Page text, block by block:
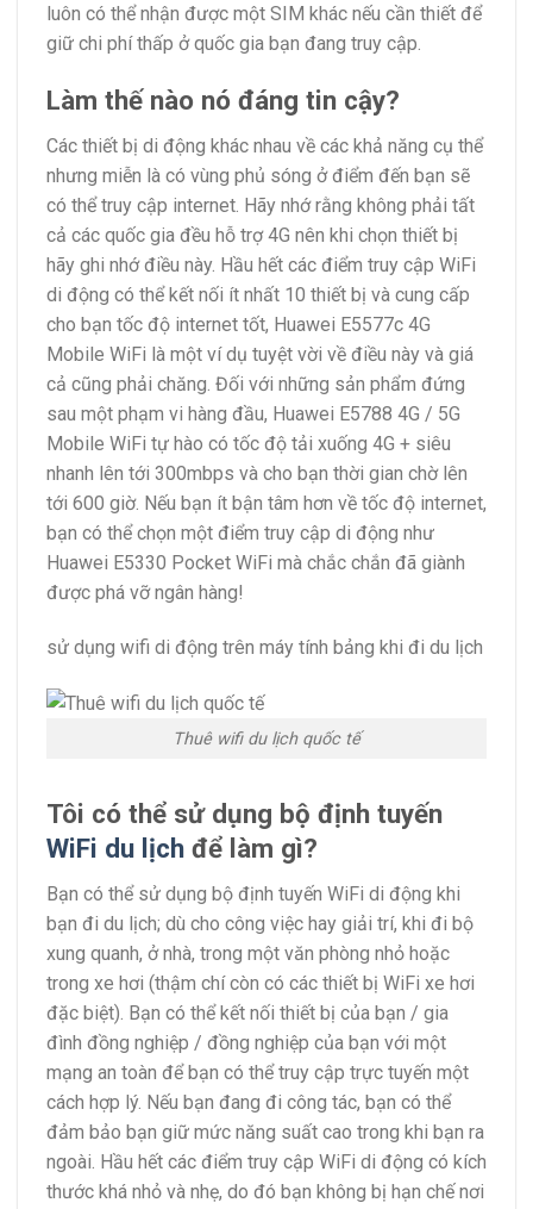
luôn có thể nhận được một SIM khác nếu cần thiết để
giữ chi phí thấp ở quốc gia bạn đang truy cập.
Làm thế nào nó đáng tin cậy?
Các thiết bị di động khác nhau về các khả năng cụ thể
nhưng miễn là có vùng phủ sóng ở điểm đến bạn sẽ
có thể truy cập internet. Hãy nhớ rằng không phải tất
cả các quốc gia đều hỗ trợ 4G nên khi chọn thiết bị
hãy ghi nhớ điều này. Hầu hết các điểm truy cập WiFi
di động có thể kết nối ít nhất 10 thiết bị và cung cấp
cho bạn tốc độ internet tốt, Huawei E5577c 4G
Mobile WiFi là một ví dụ tuyệt vời về điều này và giá
cả cũng phải chăng. Đối với những sản phẩm đứng
sau một phạm vi hàng đầu, Huawei E5788 4G / 5G
Mobile WiFi tự hào có tốc độ tải xuống 4G + siêu
nhanh lên tới 300mbps và cho bạn thời gian chờ lên
tới 600 giờ. Nếu bạn ít bận tâm hơn về tốc độ internet,
bạn có thể chọn một điểm truy cập di động như
Huawei E5330 Pocket WiFi mà chắc chắn đã giành
được phá vỡ ngân hàng!
sử dụng wifi di động trên máy tính bảng khi đi du lịch
Thuê wifi du lịch quốc tế
Tôi có thể sử dụng bộ định tuyến
WiFi du lịch để làm gì?
Bạn có thể sử dụng bộ định tuyến WiFi di động khi
bạn đi du lịch; dù cho công việc hay giải trí, khi đi bộ
xung quanh, ở nhà, trong một văn phòng nhỏ hoặc
trong xe hơi (thậm chí còn có các thiết bị WiFi xe hơi
đặc biệt). Bạn có thể kết nối thiết bị của bạn / gia
đình đồng nghiệp / đồng nghiệp của bạn với một
mạng an toàn để bạn có thể truy cập trực tuyến một
cách hợp lý. Nếu bạn đang đi công tác, bạn có thể
đảm bảo bạn giữ mức năng suất cao trong khi bạn ra
ngoài. Hầu hết các điểm truy cập WiFi di động có kích
thước khá nhỏ và nhẹ, do đó bạn không bị hạn chế nơi